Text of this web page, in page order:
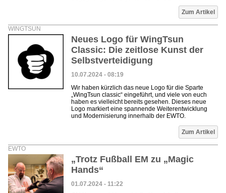
Zum Artikel
WINGTSUN
Neues Logo für WingTsun
Classic: Die zeitlose Kunst der
Selbstverteidigung
10.07.2024 - 08:19
Wir haben kürzlich das neue Logo für die Sparte
„WingTsun classic“ eingeführt, und viele von euch
haben es vielleicht bereits gesehen. Dieses neue
Logo markiert eine spannende Weiterentwicklung
und Modernisierung innerhalb der EWTO.
Zum Artikel
EWTO
„Trotz Fußball EM zu „Magic
Hands“
01.07.2024 - 11:22